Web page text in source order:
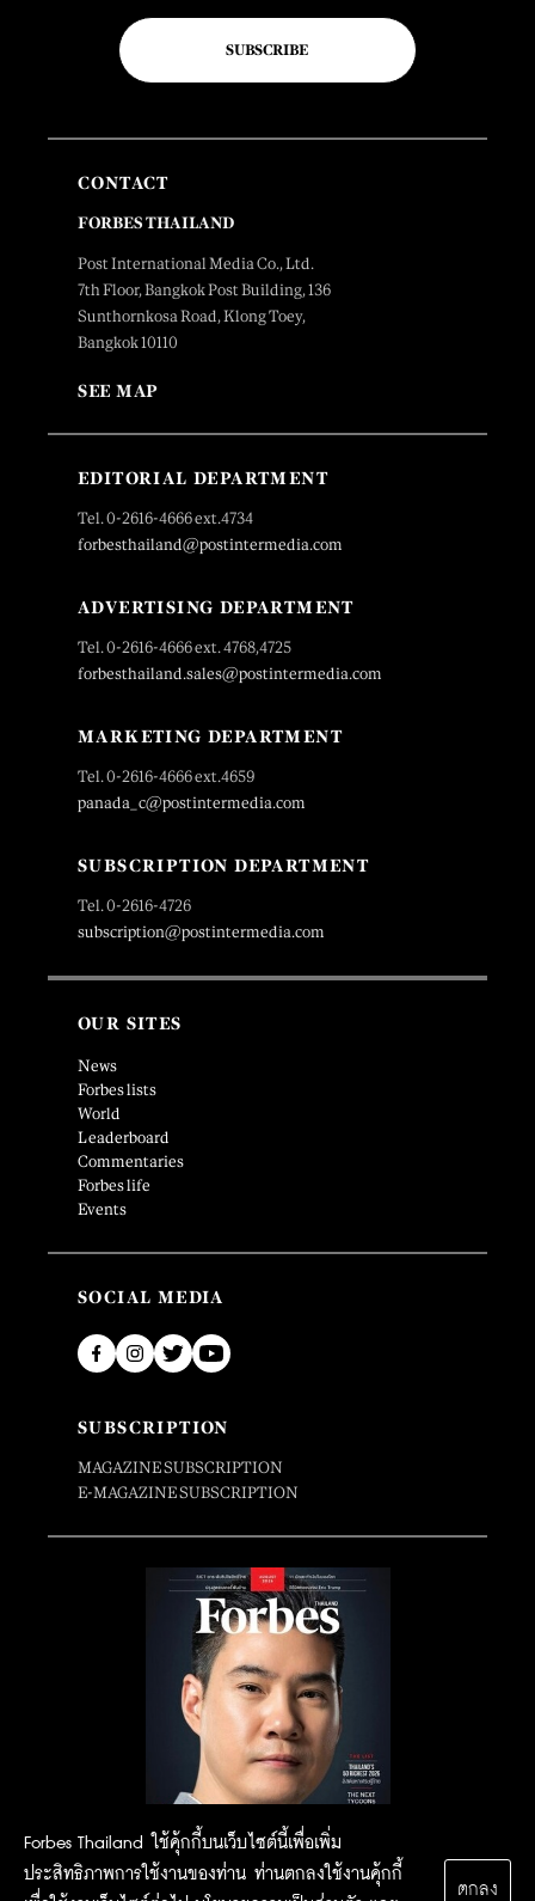
Forbes Thailand ใช้คุ้กกี้บนเว็บไซต์นี้เพื่อเพิ่ม
ประสิทธิภาพการใช้งานของท่าน ท่านตกลงใช้งานคุ้กกี้
ตกลง
SUBSCRIBE
CONTACT
FORBES THAILAND
Post International Media Co., Ltd.
7th Floor, Bangkok Post Building, 136
Sunthornkosa Road, Klong Toey,
Bangkok 10110
SEE MAP
EDITORIAL DEPARTMENT
Tel. 0-2616-4666 ext.4734
forbesthailand@postintermedia.com
ADVERTISING DEPARTMENT
Tel. 0-2616-4666 ext. 4768,4725
forbesthailand.sales@postintermedia.com
MARKETING DEPARTMENT
Tel. 0-2616-4666 ext.4659
panada_c@postintermedia.com
SUBSCRIPTION DEPARTMENT
Tel. 0-2616-4726
subscription@postintermedia.com
OUR SITES
News
Forbes lists
World
Leaderboard
Commentaries
Forbes life
Events
SOCIAL MEDIA
SUBSCRIPTION
MAGAZINE SUBSCRIPTION
E-MAGAZINE SUBSCRIPTION